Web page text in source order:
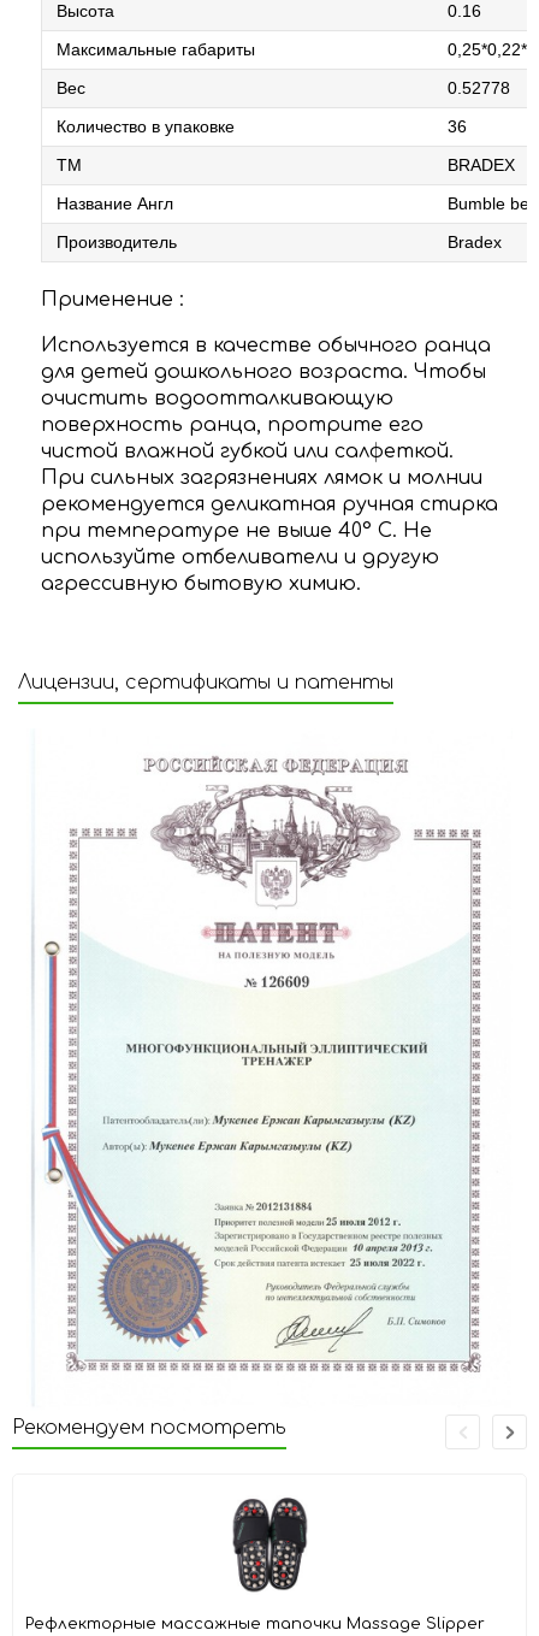
Высота
0.16
Максимальные габариты
Вес
0.52778
Количество в упаковке
36
ТМ
BRADEX
Название Англ
Bumble
Производитель
Bradex
Применение :
Используется в качестве обычного ранца
для детей дошкольного возраста. Чтобы
очистить водоотталкивающую
поверхность ранца, протрите его
чистой влажной губкой или салфеткой.
При сильных загрязнениях лямок и молнии
рекомендуется деликатная ручная стирка
при температуре не выше 40° С. Не
используйте отбеливатели и другую
агрессивную бытовую химию.
Лицензии, сертификаты и патенты
Рекомендуем посмотреть
Рефлекторные массажные тапочки Massage Slipper